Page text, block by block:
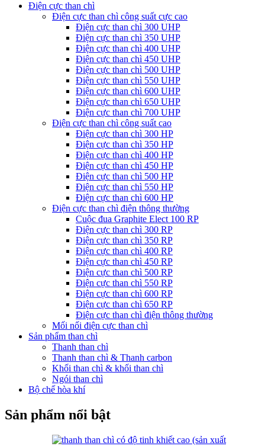
Điện cực than chì
Điện cực than chì công suất cực cao
Điện cực than chì 300 UHP
Điện cực than chì 350 UHP
Điện cực than chì 400 UHP
Điện cực than chì 450 UHP
Điện cực than chì 500 UHP
Điện cực than chì 550 UHP
Điện cực than chì 600 UHP
Điện cực than chì 650 UHP
Điện cực than chì 700 UHP
Điện cực than chì công suất cao
Điện cực than chì 300 HP
Điện cực than chì 350 HP
Điện cực than chì 400 HP
Điện cực than chì 450 HP
Điện cực than chì 500 HP
Điện cực than chì 550 HP
Điện cực than chì 600 HP
Điện cực than chì điện thông thường
Cuộc đua Graphite Elect 100 RP
Điện cực than chì 300 RP
Điện cực than chì 350 RP
Điện cực than chì 400 RP
Điện cực than chì 450 RP
Điện cực than chì 500 RP
Điện cực than chì 550 RP
Điện cực than chì 600 RP
Điện cực than chì 650 RP
Điện cực than chì điện thông thường
Mối nối điện cực than chì
Sản phẩm than chì
Thanh than chì
Thanh than chì & Thanh carbon
Khối than chì & khối than chì
Ngói than chì
Bộ chế hòa khí
Sản phẩm nổi bật